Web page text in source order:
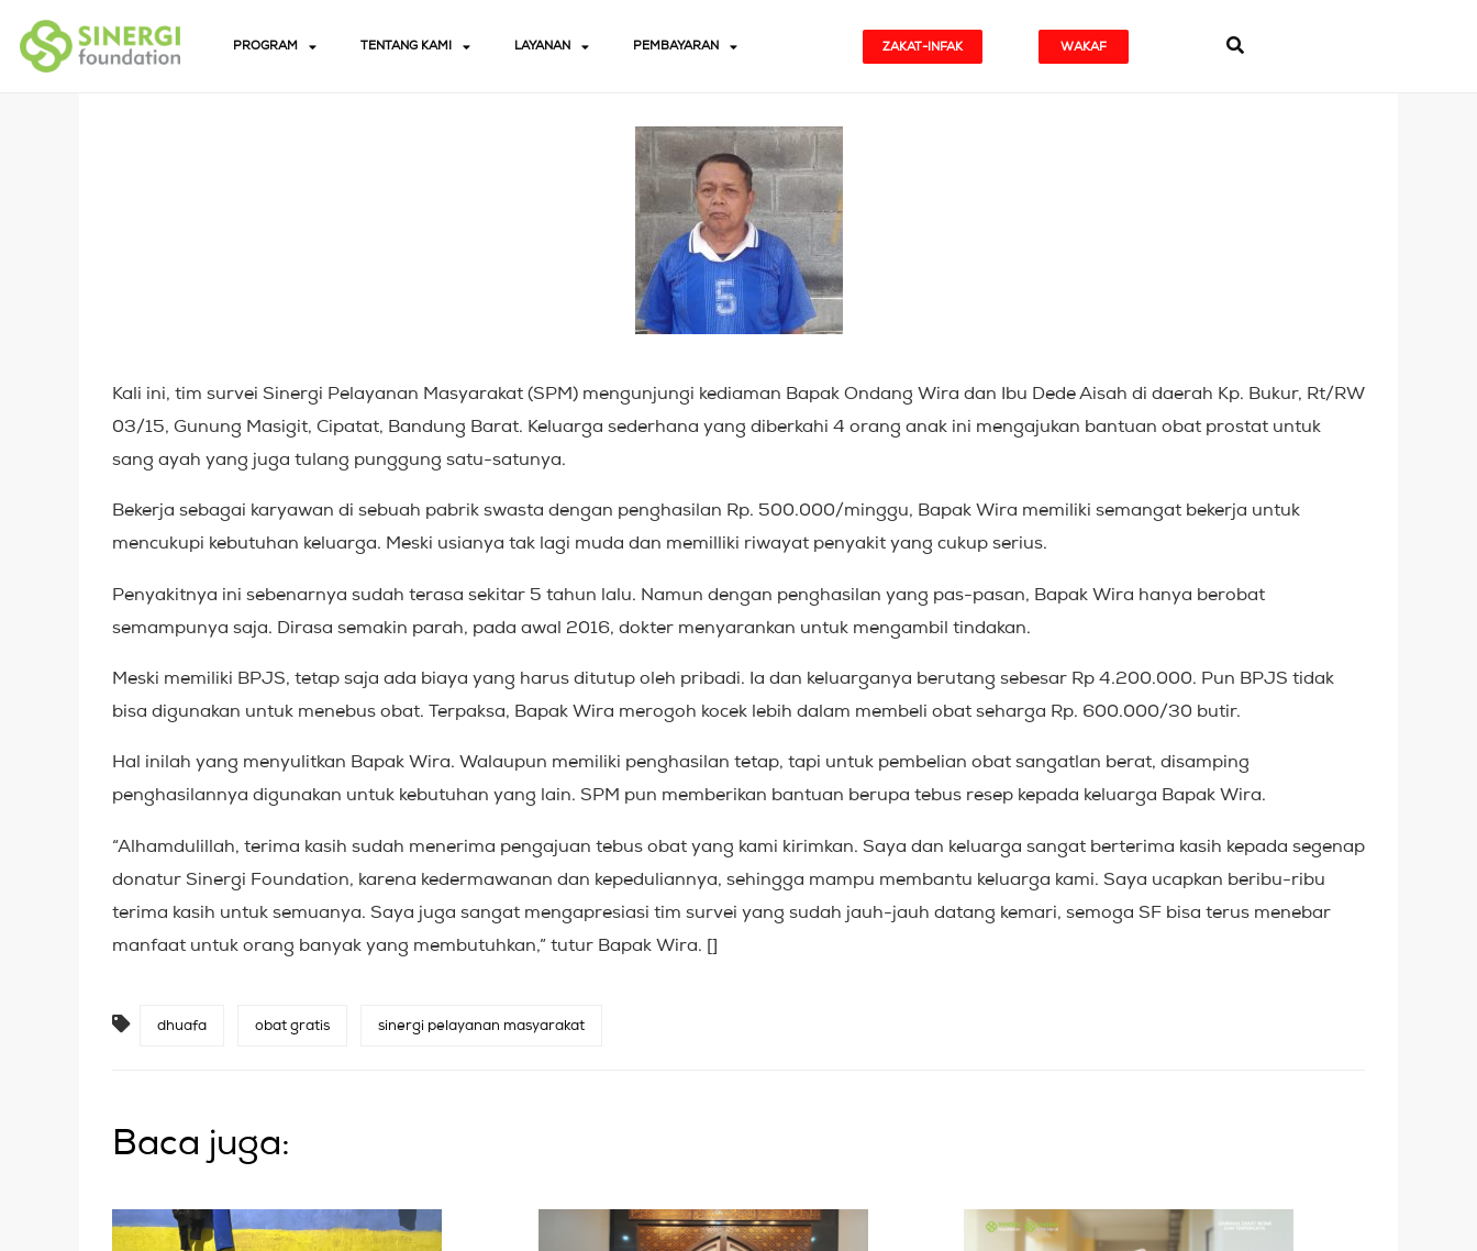
PROGRAM TENTANG KAMI LAYANAN PEMBAYARAN ZAKAT-INFAK WAKAF
Kali ini, tim survei Sinergi Pelayanan Masyarakat (SPM) mengunjungi kediaman Bapak Ondang Wira dan Ibu Dede Aisah di daerah Kp. Bukur, Rt/RW
03/15, Gunung Masigit, Cipatat, Bandung Barat. Keluarga sederhana yang diberkahi 4 orang anak ini mengajukan bantuan obat prostat untuk
sang ayah yang juga tulang punggung satu-satunya.
Bekerja sebagai karyawan di sebuah pabrik swasta dengan penghasilan Rp. 500.000/minggu, Bapak Wira memiliki semangat bekerja untuk
mencukupi kebutuhan keluarga. Meski usianya tak lagi muda dan memilliki riwayat penyakit yang cukup serius.
Penyakitnya ini sebenarnya sudah terasa sekitar 5 tahun lalu. Namun dengan penghasilan yang pas-pasan, Bapak Wira hanya berobat
semampunya saja. Dirasa semakin parah, pada awal 2016, dokter menyarankan untuk mengambil tindakan.
Meski memiliki BPJS, tetap saja ada biaya yang harus ditutup oleh pribadi. Ia dan keluarganya berutang sebesar Rp 4.200.000. Pun BPJS tidak
bisa digunakan untuk menebus obat. Terpaksa, Bapak Wira merogoh kocek lebih dalam membeli obat seharga Rp. 600.000/30 butir.
Hal inilah yang menyulitkan Bapak Wira. Walaupun memiliki penghasilan tetap, tapi untuk pembelian obat sangatlan berat, disamping
penghasilannya digunakan untuk kebutuhan yang lain. SPM pun memberikan bantuan berupa tebus resep kepada keluarga Bapak Wira.
“Alhamdulillah, terima kasih sudah menerima pengajuan tebus obat yang kami kirimkan. Saya dan keluarga sangat berterima kasih kepada segenap
donatur Sinergi Foundation, karena kedermawanan dan kepeduliannya, sehingga mampu membantu keluarga kami. Saya ucapkan beribu-ribu
terima kasih untuk semuanya. Saya juga sangat mengapresiasi tim survei yang sudah jauh-jauh datang kemari, semoga SF bisa terus menebar
manfaat untuk orang banyak yang membutuhkan,” tutur Bapak Wira. []
dhuafa obat gratis sinergi pelayanan masyarakat
Baca juga: